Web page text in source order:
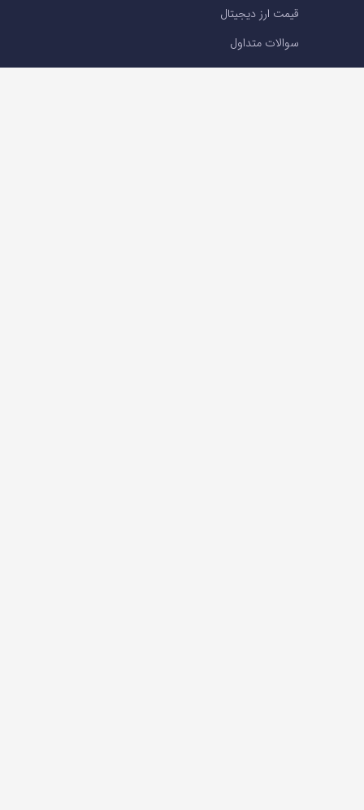
قیمت ارز دیجیتال
سوالات متداول
درباره ما